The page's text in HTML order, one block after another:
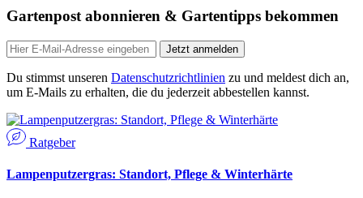
Gartenpost abonnieren & Gartentipps bekommen
Jetzt anmelden
Du stimmst unseren Datenschutzrichtlinien zu und meldest dich an,
um E-Mails zu erhalten, die du jederzeit abbestellen kannst.
Ratgeber
Lampenputzergras: Standort, Pflege & Winterhärte